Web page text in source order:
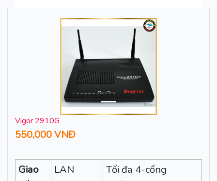
Vigor 2910G
550,000 VNĐ
Giao
LAN
Tối đa 4-cổng